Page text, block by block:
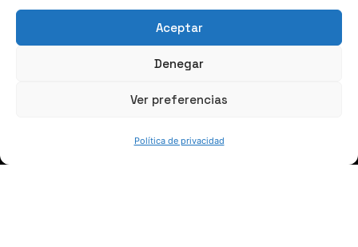
Aceptar
Denegar
Ver preferencias
Política de privacidad